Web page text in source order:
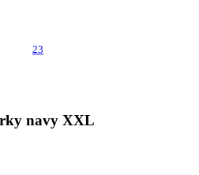
23
navy XXL